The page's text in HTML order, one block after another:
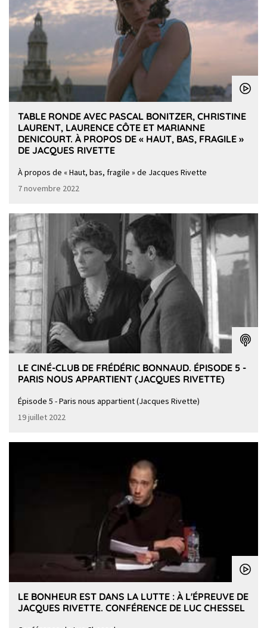
TABLE RONDE AVEC PASCAL BONITZER, CHRISTINE
LAURENT, LAURENCE CÔTE ET MARIANNE
DENICOURT. À PROPOS DE « HAUT, BAS, FRAGILE »
DE JACQUES RIVETTE
À propos de « Haut, bas, fragile » de Jacques Rivette
7 novembre 2022
LE CINÉ-CLUB DE FRÉDÉRIC BONNAUD. ÉPISODE 5 -
PARIS NOUS APPARTIENT (JACQUES RIVETTE)
Épisode 5 - Paris nous appartient (Jacques Rivette)
19 juillet 2022
LE BONHEUR EST DANS LA LUTTE : À L'ÉPREUVE DE
JACQUES RIVETTE. CONFÉRENCE DE LUC CHESSEL